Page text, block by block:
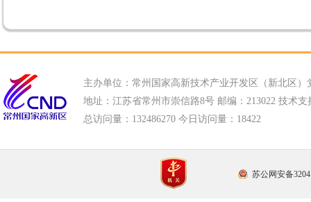
主办单位：常州国家高新技术产业开发区（新北区）
地址：江苏省常州市崇信路8号 邮编：213022 技术支
总访问量： 132486270 今日访问量： 18422
苏公网安备